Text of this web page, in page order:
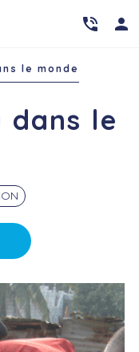
 person
le monde
dans le